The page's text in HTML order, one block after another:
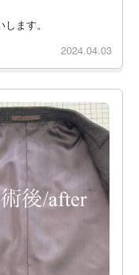
ます。
2024.04.03